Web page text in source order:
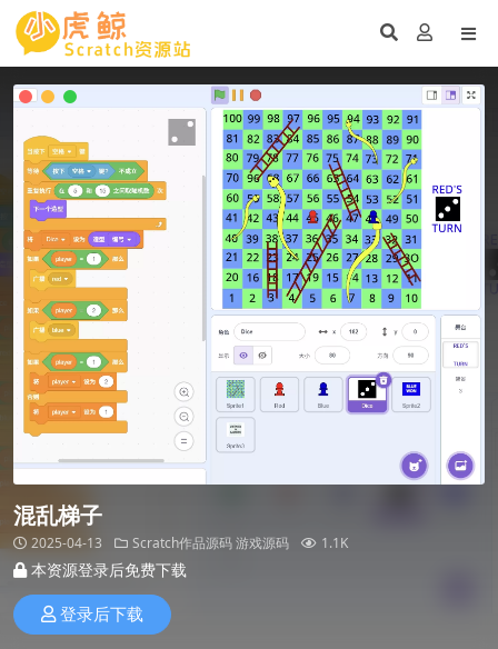
混乱梯子
2025-04-13 Scratch作品源码游戏源码 1.1K
本资源登录后免费下载
登录后下载